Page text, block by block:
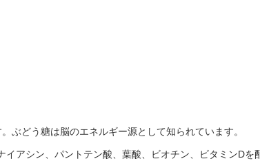
ぶどう糖は脳のエネルギー源として知られています。
イアシン、パントテン酸、葉酸、ビオチン、ビタミンDを